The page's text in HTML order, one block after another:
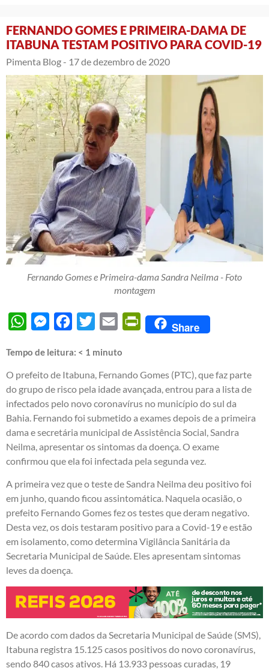
FERNANDO GOMES E PRIMEIRA-DAMA DE
ITABUNA TESTAM POSITIVO PARA COVID-19
Pimenta Blog - 17 de dezembro de 2020
Fernando Gomes e Primeira-dama Sandra Neilma - Foto
montagem
WhatsAppMessengerFacebook
Twitter Email PrintFriendly
Share
Tempo de leitura: < 1 minuto
O prefeito de Itabuna, Fernando Gomes (PTC), que faz parte
do grupo de risco pela idade avançada, entrou para a lista de
infectados pelo novo coronavírus no município do sul da
Bahia. Fernando foi submetido a exames depois de a primeira
dama e secretária municipal de Assistência Social, Sandra
Neilma, apresentar os sintomas da doença. O exame
confirmou que ela foi infectada pela segunda vez.
A primeira vez que o teste de Sandra Neilma deu positivo foi
em junho, quando ficou assintomática. Naquela ocasião, o
prefeito Fernando Gomes fez os testes que deram negativo.
Desta vez, os dois testaram positivo para a Covid-19 e estão
em isolamento, como determina Vigilância Sanitária da
Secretaria Municipal de Saúde. Eles apresentam sintomas
leves da doença.
De acordo com dados da Secretaria Municipal de Saúde (SMS),
Itabuna registra 15.125 casos positivos do novo coronavírus,
sendo 840 casos ativos. Há 13.933 pessoas curadas, 19